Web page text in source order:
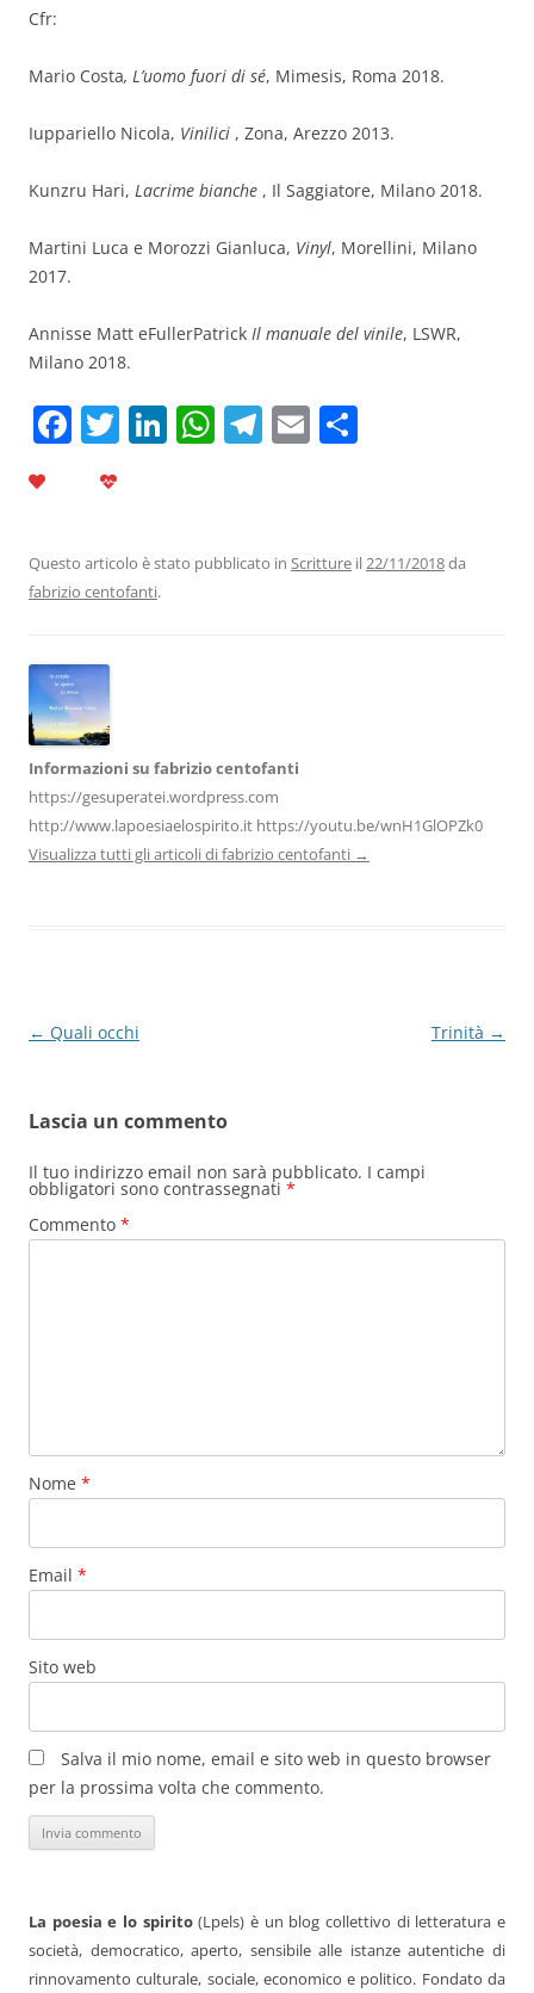
Cfr:
Mario Costa, L’uomo fuori di sé, Mimesis, Roma 2018.
Iuppariello Nicola, Vinilici , Zona, Arezzo 2013.
Kunzru Hari, Lacrime bianche , Il Saggiatore, Milano 2018.
Martini Luca e Morozzi Gianluca, Vinyl, Morellini, Milano
2017.
Annisse Matt eFullerPatrick Il manuale del vinile, LSWR,
Milano 2018.
F
b
o
o
k
T Li
dI
W
A
T
a
E
vi
Questo articolo è stato pubblicato in Scritture il22/11/2018da
fabrizio centofanti.
Informazioni su fabrizio centofanti
https://gesuperatei.wordpress.com
http://www.lapoesiaelospirito.it https://youtu.be/wnH1GlOPZk0
Visualizza tutti gli articoli di fabrizio centofanti →
Navigazione
← Quali occhi Trinità →
Lascia un commento
Il tuo indirizzo email non sarà pubblicato. I campi
obbligatori sono contrassegnati *
Commento *
Nome *
Email *
Sito web
Salva il mio nome, email e sito web in questo browser
per la prossima volta che commento.
La poesia e lo spirito(Lpels) è un blog collettivo di letteratura e
società, democratico, aperto, sensibile alle istanze autentiche di
rinnovamento culturale, sociale, economico e politico. Fondato da